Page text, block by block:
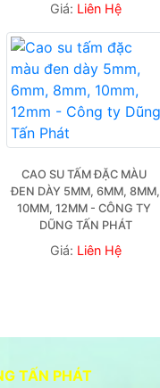
Giá: Liên Hệ
CAO SU TẤM ĐẶC MÀU
ĐEN DÀY 5MM, 6MM, 8MM,
10MM, 12MM - CÔNG TY
DŨNG TẤN PHÁT
Giá: Liên Hệ
TẤN PHÁT